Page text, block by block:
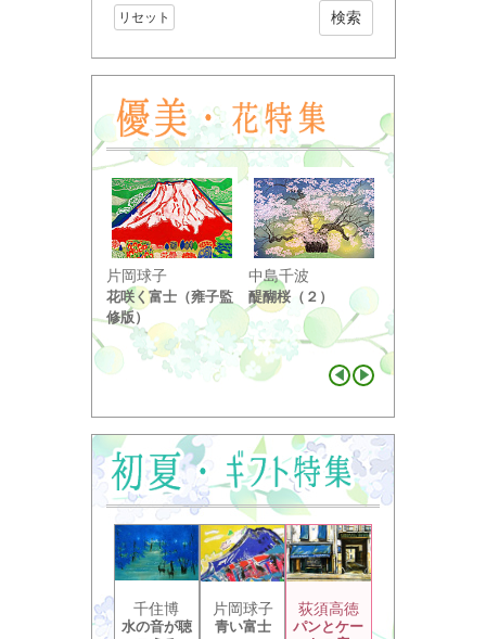
リセット
片岡球子
花咲く富士（雍子監
修版）
中島千波
醍醐桜（２）
り ...
千住博
水の音が聴
片岡球子
青い富士
荻須高徳
パンとケー